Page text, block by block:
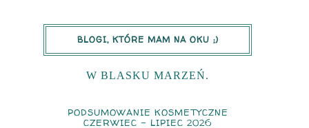
BLOGI, KTÓRE MAM NA OKU ;)
W BLASKU MARZEŃ.
PODSUMOWANIE KOSMETYCZNE
CZERWIEC - LIPIEC 2026